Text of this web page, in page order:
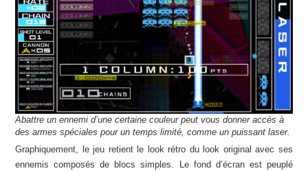
Abattre un ennemi d’une certaine couleur peut vous donner accès à
des armes spéciales pour un temps limité, comme un puissant laser.
Graphiquement, le jeu retient le look rétro du look original avec ses
ennemis composés de blocs simples. Le fond d’écran est peuplé